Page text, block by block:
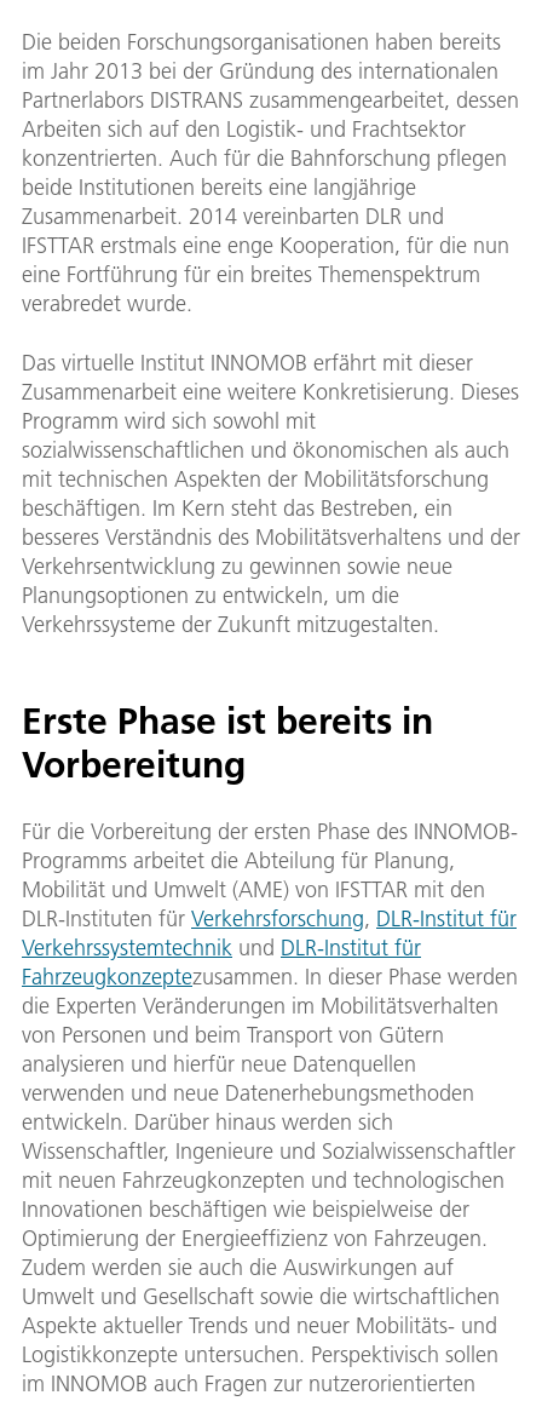
Die beiden Forschungsorganisationen haben bereits
im Jahr 2013 bei der Gründung des internationalen
Partnerlabors DISTRANS zusammengearbeitet, dessen
Arbeiten sich auf den Logistik- und Frachtsektor
konzentrierten. Auch für die Bahnforschung pflegen
beide Institutionen bereits eine langjährige
Zusammenarbeit. 2014 vereinbarten DLR und
IFSTTAR erstmals eine enge Kooperation, für die nun
eine Fortführung für ein breites Themenspektrum
verabredet wurde.
Das virtuelle Institut INNOMOB erfährt mit dieser
Zusammenarbeit eine weitere Konkretisierung. Dieses
Programm wird sich sowohl mit
sozialwissenschaftlichen und ökonomischen als auch
mit technischen Aspekten der Mobilitätsforschung
beschäftigen. Im Kern steht das Bestreben, ein
besseres Verständnis des Mobilitätsverhaltens und der
Verkehrsentwicklung zu gewinnen sowie neue
Planungsoptionen zu entwickeln, um die
Verkehrssysteme der Zukunft mitzugestalten.
Erste Phase ist bereits in
Vorbereitung
Für die Vorbereitung der ersten Phase des INNOMOB-
Programms arbeitet die Abteilung für Planung,
Mobilität und Umwelt (AME) von IFSTTAR mit den
DLR-Instituten für Verkehrsforschung, DLR-Institut für
Verkehrssystemtechnik und DLR-Institut für
Fahrzeugkonzeptezusammen. In dieser Phase werden
die Experten Veränderungen im Mobilitätsverhalten
von Personen und beim Transport von Gütern
analysieren und hierfür neue Datenquellen
verwenden und neue Datenerhebungsmethoden
entwickeln. Darüber hinaus werden sich
Wissenschaftler, Ingenieure und Sozialwissenschaftler
mit neuen Fahrzeugkonzepten und technologischen
Innovationen beschäftigen wie beispielweise der
Optimierung der Energieeffizienz von Fahrzeugen.
Zudem werden sie auch die Auswirkungen auf
Umwelt und Gesellschaft sowie die wirtschaftlichen
Aspekte aktueller Trends und neuer Mobilitäts- und
Logistikkonzepte untersuchen. Perspektivisch sollen
im INNOMOB auch Fragen zur nutzerorientierten